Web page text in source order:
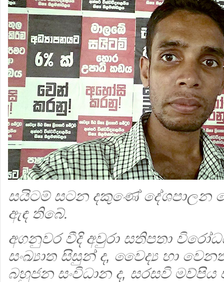
සයිටම් සටන දකුණේ දේශපාලන
ඇඳ තිබේ.
අගනුවර වීදි අවුරා සතිපතා
සංඛ්‍යාත සිසුන් ද, වෛද්‍ය හා
බහුජන සංවිධාන ද, සරසවි